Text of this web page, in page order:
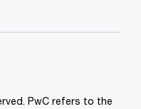
PwC refers to the